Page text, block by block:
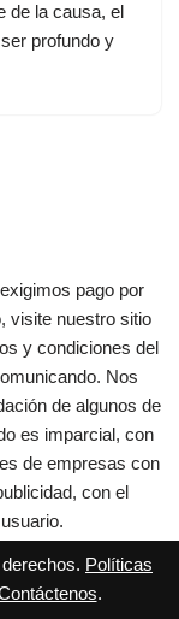
de la causa, el
profundo y
pago por
visite nuestro sitio
y condiciones del
Nos
de algunos de
es imparcial, con
de empresas con
con el
Políticas
.